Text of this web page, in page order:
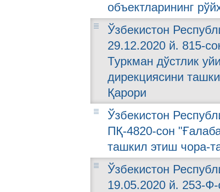
объектларининг
Ўзбекистон
29.12.2020 й. 815-
Туркман дўстлик
дирекциясини
Қарори
Ўзбекистон
ПҚ-4820-сон
ташкил этиш чора-
Ўзбекистон
19.05.2020 й. 253-